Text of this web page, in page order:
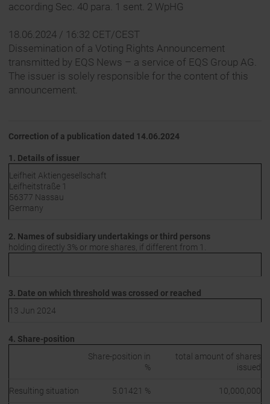
according Sec. 40 para. 1 sent. 2 WpHG
18.06.2024 / 16:32 CET/CEST
Dissemination of a Voting Rights Announcement
transmitted by EQS News – a service of EQS Group AG.
The issuer is solely responsible for the content of this
announcement.
Correction of a publication dated 14.06.2024
1. Details of issuer
Leifheit Aktiengesellschaft
Leifheitstraße 1
56377 Nassau
Germany
2. Names of subsidiary undertakings or third persons
holding directly 3% or more shares, if different from 1.
3. Date on which threshold was crossed or reached
13 Jun 2024
4. Share-position
Share-position in
%
total amount of shares
issued
Resulting situation 5.01421 % 10,000,000